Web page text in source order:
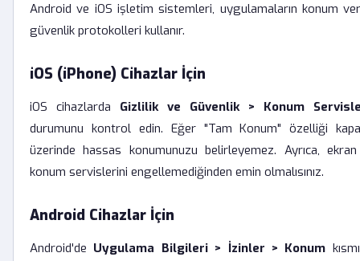
Android ve iOS işletim sistemleri, uygulamaların konum
güvenlik protokolleri kullanır.
iOS (iPhone) Cihazlar İçin
iOS cihazlarda Gizlilik ve Güvenlik > Konum
durumunu kontrol edin. Eğer "Tam Konum" özelliği
üzerinde hassas konumunuzu belirleyemez. Ayrıca, ekran
konum servislerini engellemediğinden emin olmalısınız.
Android Cihazlar İçin
Android'de Uygulama Bilgileri > İzinler > Konum